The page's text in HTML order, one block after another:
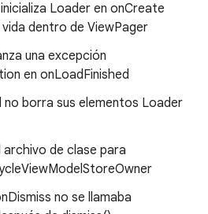
Loader en onCreate
dentro de ViewPager
una excepción
en onLoadFinished
no borra sus elementos Loader
de clase para
no se llamaba